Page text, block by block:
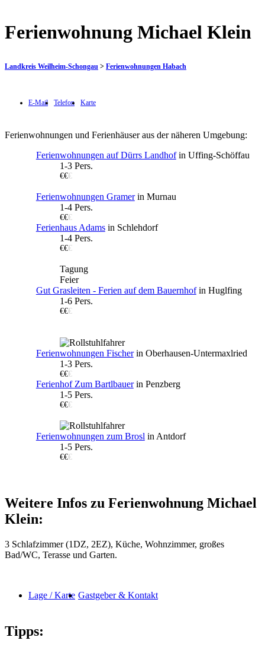
Ferienwohnung Michael Klein
Landkreis Weilheim-Schongau > Ferienwohnungen Habach
E-Mail Telefon Karte
Ferienwohnungen und Ferienhäuser aus der näheren Umgebung:
Ferienwohnungen auf Dürrs Landhofin Uffing-Schöffau
1-3 Pers.
€€€
Ferienwohnungen Gramerin Murnau
1-4 Pers.
€€€
Ferienhaus Adamsin Schlehdorf
1-4 Pers.
€€€
Tagung
Feier
Gut Grasleiten - Ferien auf dem Bauernhofin Huglfing
1-6 Pers.
€€€
Ferienwohnungen Fischerin Oberhausen-Untermaxlried
1-3 Pers.
€€€
Ferienhof Zum Bartlbauerin Penzberg
1-5 Pers.
€€€
Ferienwohnungen zum Brosl in Antdorf
1-5 Pers.
€€€
Weitere Infos zu Ferienwohnung Michael
Klein:
3 Schlafzimmer (1DZ, 2EZ), Küche, Wohnzimmer, großes
Bad/WC, Terasse und Garten.
Lage / Karte Gastgeber & Kontakt
Tipps: